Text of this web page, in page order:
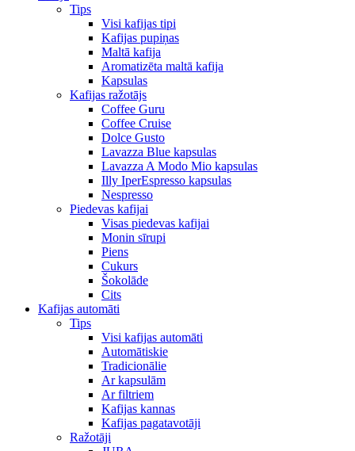
Tips
Visi kafijas tipi
Kafijas pupiņas
Maltā kafija
Aromatizēta maltā kafija
Kapsulas
Kafijas ražotājs
Coffee Guru
Coffee Cruise
Dolce Gusto
Lavazza Blue kapsulas
Lavazza A Modo Mio kapsulas
Illy IperEspresso kapsulas
Nespresso
Piedevas kafijai
Visas piedevas kafijai
Monin sīrupi
Piens
Cukurs
Šokolāde
Cits
Kafijas automāti
Tips
Visi kafijas automāti
Automātiskie
Tradicionālie
Ar kapsulām
Ar filtriem
Kafijas kannas
Kafijas pagatavotāji
Ražotāji